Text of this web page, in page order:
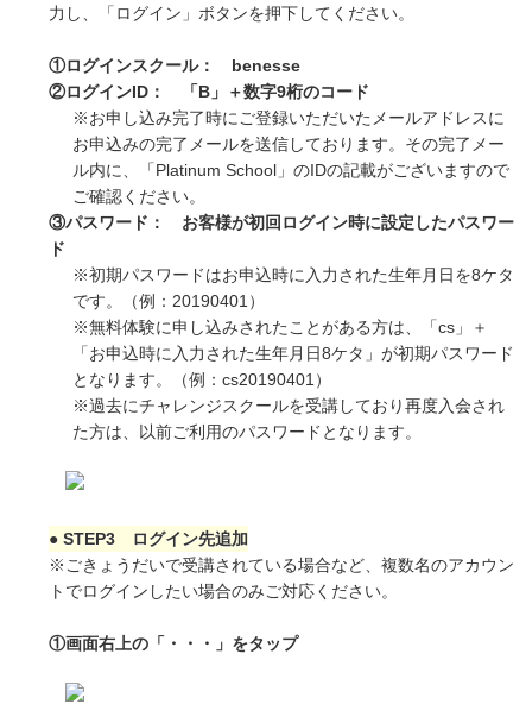
力し、「ログイン」ボタンを押下してください。
①ログインスクール： benesse
②ログインID： 「B」＋数字9桁のコード
※お申し込み完了時にご登録いただいたメールアドレスに
お申込みの完了メールを送信しております。その完了メー
ル内に、「Platinum School」のIDの記載がございますので
ご確認ください。
③パスワード： お客様が初回ログイン時に設定したパスワー
ド
※初期パスワードはお申込時に入力された生年月日を8ケタ
です。（例：20190401）
※無料体験に申し込みされたことがある方は、「cs」＋
「お申込時に入力された生年月日8ケタ」が初期パスワード
となります。（例：cs20190401）
※過去にチャレンジスクールを受講しており再度入会され
た方は、以前ご利用のパスワードとなります。
● STEP3 ログイン先追加
※ごきょうだいで受講されている場合など、複数名のアカウン
トでログインしたい場合のみご対応ください。
①画面右上の「・・・」をタップ